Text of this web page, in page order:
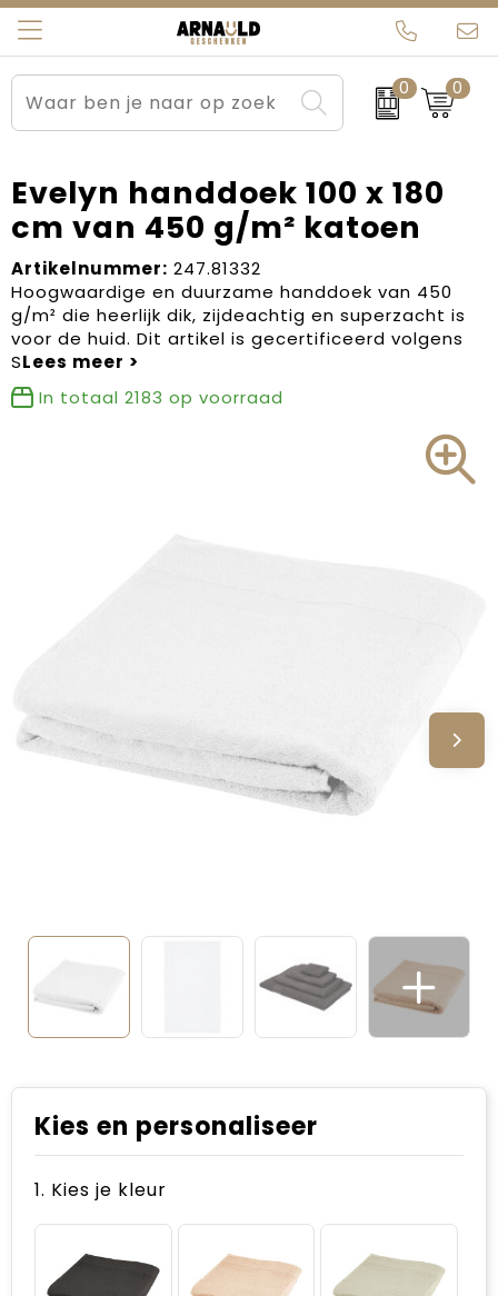
0 0
Relatiegeschenken
Sportkleding
Werkkleding
Kleding en textiel
Tassen
Beurs en Evenementen
Brievenbuspakketten
Carnaval
Dag van de Zorg
Kerstartikelen
Kerstpakketten
Voetbal, EK en WK
Zomergeschenken
Arnauld Kerstpakketten
MijnEigenKadootje
Ons team
Contact
Blogs
Evelyn handdoek 100 x 180
cm van 450 g/m² katoen
Artikelnummer: 247.81332
Hoogwaardige en duurzame handdoek van 450
g/m² die heerlijk dik, zijdeachtig en superzacht is
voor de huid. Dit artikel is gecertificeerd volgens
S
In totaal 2183 op voorraad
Kies en personaliseer
1. Kies je kleur